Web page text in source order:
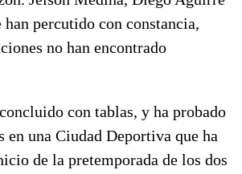
percutido con constancia,
no han encontrado
con tablas, y ha probado
en una Ciudad Deportiva que ha
de la pretemporada de los dos